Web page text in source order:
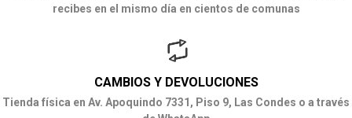
recibes en el mismo día en cientos de comunas
CAMBIOS Y DEVOLUCIONES
Tienda física en Av. Apoquindo 7331, Piso 9, Las Condes o a través